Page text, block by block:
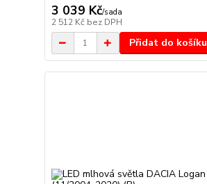
3 039 Kč/sada
2 512 Kč bez DPH
Přidat do košíku